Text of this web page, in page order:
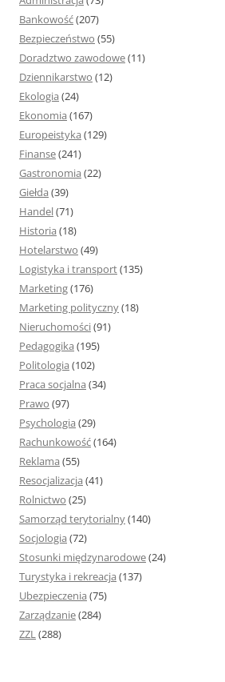
Bankowość(207)
Bezpieczeństwo (55)
Doradztwo zawodowe(11)
Dziennikarstwo (12)
Ekologia (24)
Ekonomia (167)
Europeistyka (129)
Finanse(241)
Gastronomia (22)
Giełda (39)
Handel(71)
Historia (18)
Hotelarstwo (49)
Logistyka i transport(135)
Marketing(176)
Marketing polityczny(18)
Nieruchomości(91)
Pedagogika (195)
Politologia (102)
Praca socjalna (34)
Prawo (97)
Psychologia (29)
Rachunkowość(164)
Reklama (55)
Resocjalizacja (41)
Rolnictwo (25)
Samorząd terytorialny(140)
Socjologia (72)
Stosunki międzynarodowe(24)
Turystyka i rekreacja (137)
Ubezpieczenia (75)
Zarządzanie(284)
ZZL(288)